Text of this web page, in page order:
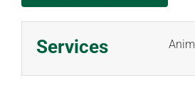
Services